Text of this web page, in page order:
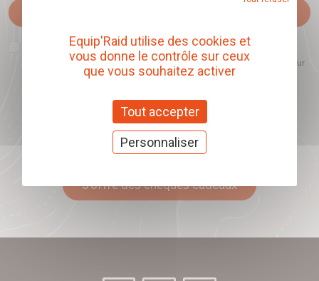
J'accepte que l'ouverture des newsletters soit mesurée, afin de mieux
comprendre les sujets qui m'intéressent et d'améliorer les contenus
proposés. Ce choix est modifiable à tout moment et reste sans incidence sur
mon inscription.
Offrez nos chèques
cadeaux
J'offre des chèques cadeaux
Equip'Raid utilise des cookies et
vous donne le contrôle sur ceux
que vous souhaitez activer
Tout accepter
Personnaliser